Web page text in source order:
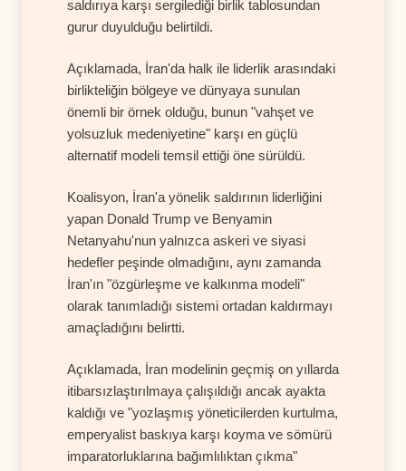
saldırıya karşı sergilediği birlik tablosundan
gurur duyulduğu belirtildi.
Açıklamada, İran'da halk ile liderlik arasındaki
birlikteliğin bölgeye ve dünyaya sunulan
önemli bir örnek olduğu, bunun "vahşet ve
yolsuzluk medeniyetine" karşı en güçlü
alternatif modeli temsil ettiği öne sürüldü.
Koalisyon, İran'a yönelik saldırının liderliğini
yapan Donald Trump ve Benyamin
Netanyahu'nun yalnızca askeri ve siyasi
hedefler peşinde olmadığını, aynı zamanda
İran'ın "özgürleşme ve kalkınma modeli"
olarak tanımladığı sistemi ortadan kaldırmayı
amaçladığını belirtti.
Açıklamada, İran modelinin geçmiş on yıllarda
itibarsızlaştırılmaya çalışıldığı ancak ayakta
kaldığı ve "yozlaşmış yöneticilerden kurtulma,
emperyalist baskıya karşı koyma ve sömürü
imparatorluklarına bağımlılıktan çıkma"